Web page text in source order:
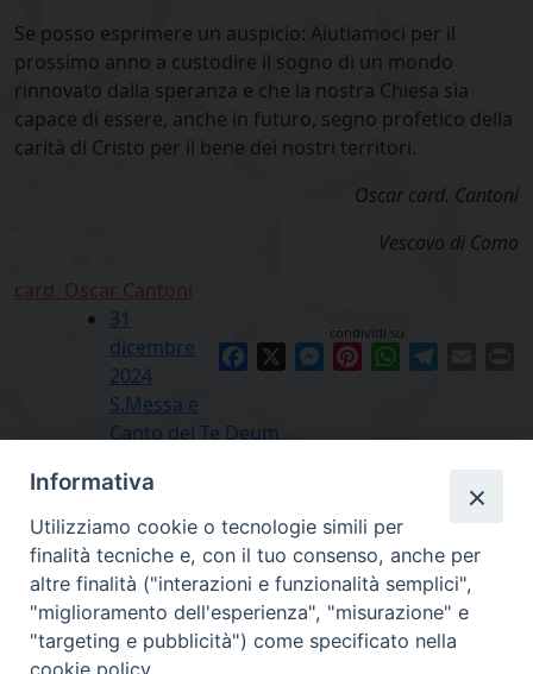
Se posso esprimere un auspicio: Aiutiamoci per il
prossimo anno a custodire il sogno di un mondo
rinnovato dalla speranza e che la nostra Chiesa sia
capace di essere, anche in futuro, segno profetico della
carità di Cristo per il bene dei nostri territori.
Oscar card. Cantoni
Vescovo di Como
card. Oscar Cantoni
condividi su
Facebook Messenger
PinterestWhatsApp
31
dicembre
2024
S.Messa e
Canto del Te Deum
Informativa
Utilizziamo cookie o tecnologie simili per
finalità tecniche e, con il tuo consenso, anche per
altre finalità ("interazioni e funzionalità semplici",
"miglioramento dell'esperienza", "misurazione" e
"targeting e pubblicità") come specificato nella
cookie policy.